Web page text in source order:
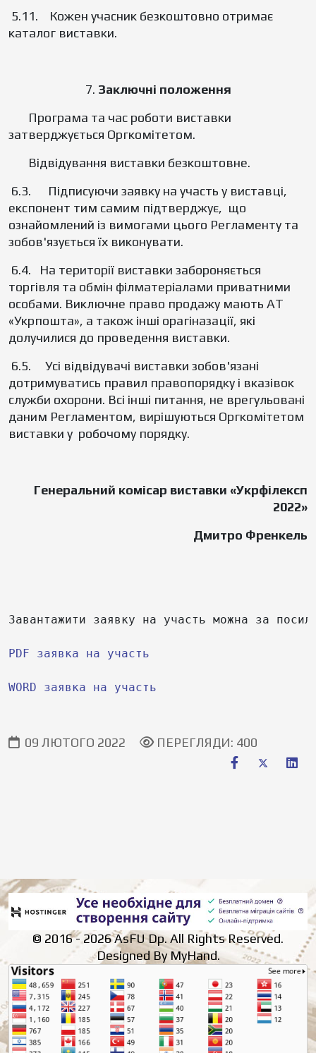
5.11. Кожен учасник безкоштовно отримає
каталог виставки.
7. Заключні положення
Програма та час роботи виставки
затверджується Оргкомітетом.
Відвідування виставки безкоштовне.
6.3. Підписуючи заявку на участь у виставці,
експонент тим самим підтверджує, що
ознайомлений із вимогами цього Регламенту та
зобов'язується їх виконувати.
6.4. На території виставки забороняється
торгівля та обмін філматеріалами приватними
особами. Виключне право продажу мають АТ
«Укрпошта», а також інші орагіназації, які
долучилися до проведення виставки.
6.5. Усі відвідувачі виставки зобов'язані
дотримуватись правил правопорядку і вказівок
служби охорони. Всі інші питання, не врегульовані
даним Регламентом, вирішуються Оргкомітетом
виставки у робочому порядку.
Генеральний комiсар виставки «Укрфілексп
2022»
Дмитро Френкель
Завантажити заявку на участь можна за
PDF заявка на участь
WORD заявка на участь
09 ЛЮТОГО 2022 ПЕРЕГЛЯДИ: 400
© 2016 - 2026 AsFU Dp. All Rights Reserved.
Designed By MyHand.